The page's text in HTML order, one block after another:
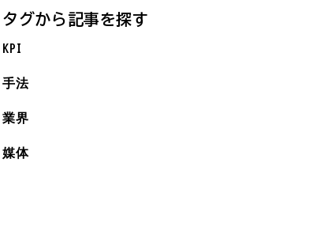
タグから記事を探す
KPI
手法
業界
媒体